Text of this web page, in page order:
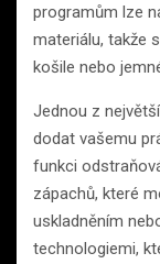
programům lze
materiálu, takže
košile nebo
Jednou z
dodat vašemu
funkci
zápachů, které
uskladněním
technologiemi,